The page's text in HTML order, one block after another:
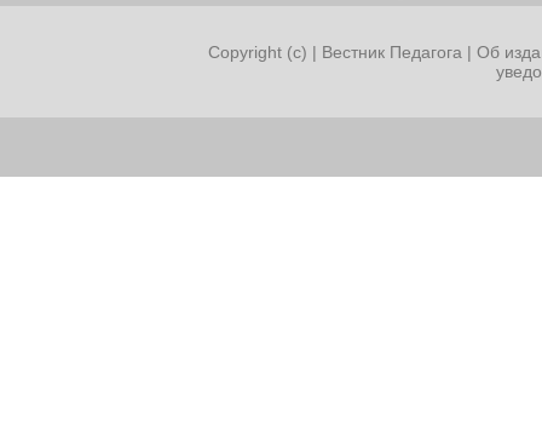
Copyright (c) | Вестник Педагога | Об